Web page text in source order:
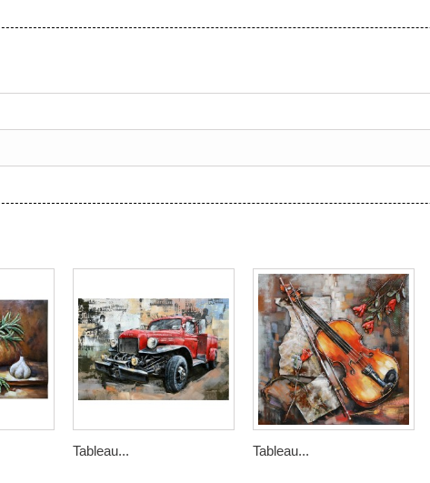
Tableau... Tableau...